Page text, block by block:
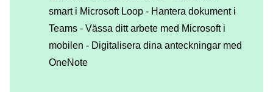
smart i Microsoft Loop - Hantera dokument i
Teams - Vässa ditt arbete med Microsoft i
mobilen - Digitalisera dina anteckningar med
OneNote